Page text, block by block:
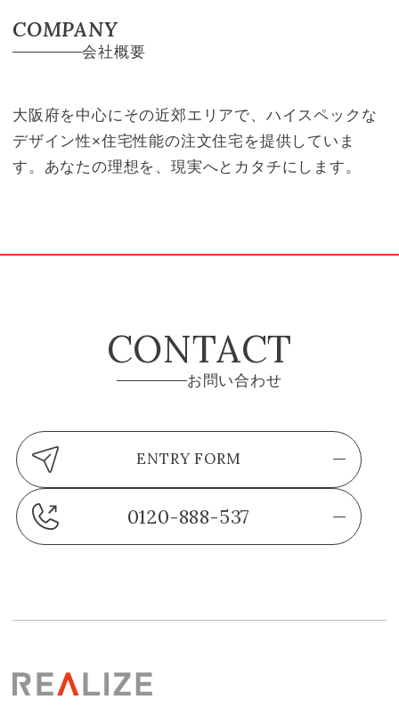
COMPANY
会社概要
大阪府を中心にその近郊エリアで、ハイスペックな
デザイン性×住宅性能の注文住宅を提供していま
す。あなたの理想を、現実へとカタチにします。
CONTACT
お問い合わせ
ENTRY FORM
0120-888-537